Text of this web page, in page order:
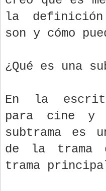
la
son y cómo
¿Qué es una
En la
para cine y
subtrama es
de la trama
trama